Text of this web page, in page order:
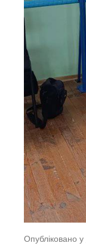
Опубліковано у